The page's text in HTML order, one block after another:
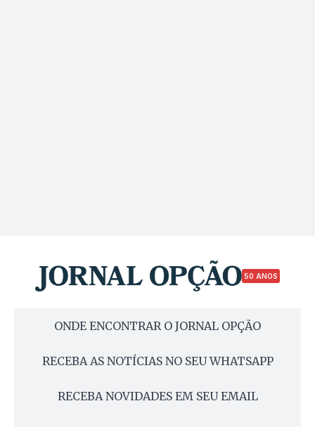
50 ANOS
ONDE ENCONTRAR O JORNAL OPÇÃO
RECEBA AS NOTÍCIAS NO SEU WHATSAPP
RECEBA NOVIDADES EM SEU EMAIL